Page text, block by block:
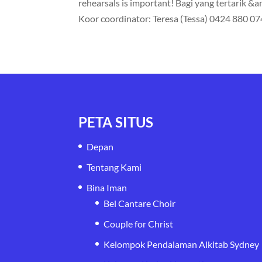
rehearsals is important! Bagi yang tertarik
Koor coordinator: Teresa (Tessa) 0424 880
PETA SITUS
Depan
Tentang Kami
Bina Iman
Bel Cantare Choir
Couple for Christ
Kelompok Pendalaman Alkitab Sydney